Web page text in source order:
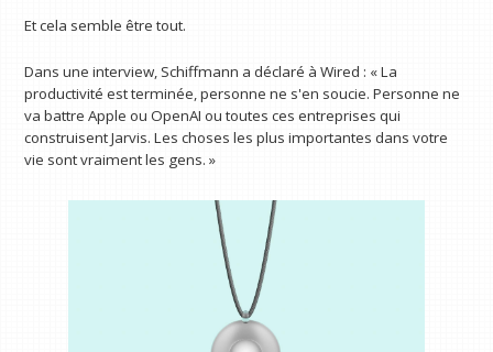
Et cela semble être tout.
Dans une interview, Schiffmann a déclaré à Wired : « La
productivité est terminée, personne ne s'en soucie. Personne ne
va battre Apple ou OpenAI ou toutes ces entreprises qui
construisent Jarvis. Les choses les plus importantes dans votre
vie sont vraiment les gens. »